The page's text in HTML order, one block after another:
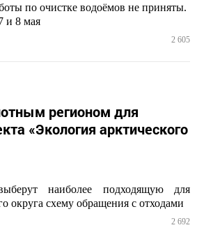
по очистке водоёмов не приняты.
и 8 мая
2 605
регионом для
«Экология арктического
наиболее подходящую для
округа схему обращения с отходами
2 692